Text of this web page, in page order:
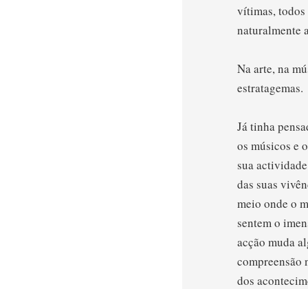
vítimas, todos
naturalmente
Na arte, na
estratagemas.
Já tinha
os músicos e
sua
das suas
meio onde o
sentem o
acção muda
compreensão
dos